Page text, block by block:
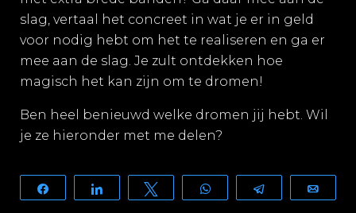
slag, vertaal het concreet in wat je er in geld
voor nodig hebt om het te realiseren en ga er
mee aan de slag. Je zult ontdekken hoe
magisch het kan zijn om te dromen!
Ben heel benieuwd welke dromen jij hebt. Wil
je ze hieronder met me delen?
WhatsApp Telegram